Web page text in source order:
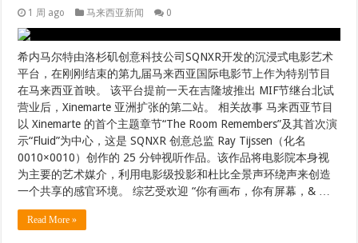
1 周 ago 马来西亚新闻 0
希内马尔特由洛杉矶创意科技公司SQNXR开发的沉浸式电影艺术
平台，在刚刚结束的第九届马来西亚国际电影节上作为特别节目
在马来西亚首映。 该平台提前一天在吉隆坡推出 MIF节继台北试
营业后，Xinemarte 亚洲扩张的第二站。 相关故事 马来西亚节目
以 Xinemarte 的首个主题章节“The Room Remembers”及其首次演
示“Fluid”为中心，这是 SQNXR 创意总监 Ray Tijssen（化名
0010×0010）创作的 25 分钟视听作品。该作品将电影院本身视
为主要的艺术媒介，利用电影级投影和杜比全景声环绕声来创造
一个共享的感官环境。 综艺受欢迎 “你有画布，你有屏幕，& …
Read More »